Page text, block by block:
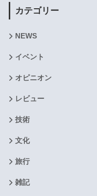
カテゴリー
NEWS
イベント
オピニオン
レビュー
技術
文化
旅行
雑記